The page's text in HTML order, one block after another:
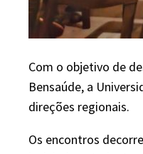
Com o objetivo de
Bensaúde, a
direções regionais.
Os encontros